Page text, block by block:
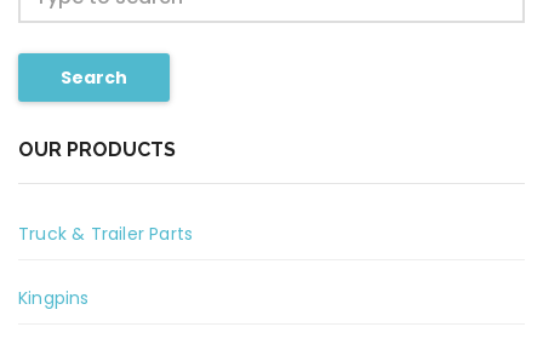
Search
OUR PRODUCTS
Truck & Trailer Parts
Kingpins